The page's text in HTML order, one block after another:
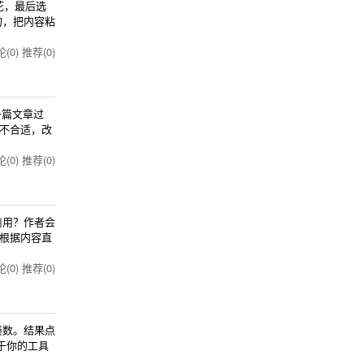
，最后选
把内容粘
(0) 推荐(0)
文章过
合适，改
(0) 推荐(0)
？作者会
据内容直
(0) 推荐(0)
。结果点
你的工具